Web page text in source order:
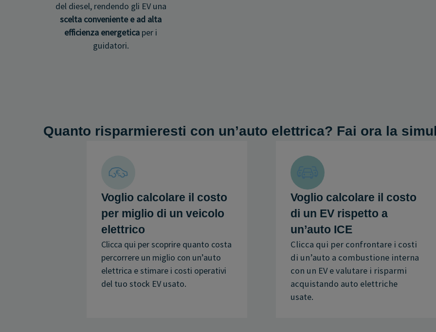
del diesel, rendendo gli EV una
scelta conveniente e ad alta
efficienza energetica per i
guidatori.
Quanto risparmieresti con un’auto elettrica? Fai ora la
Voglio calcolare il costo
per miglio di un veicolo
elettrico
Clicca qui per scoprire quanto costa
percorrere un miglio con un’auto
elettrica e stimare i costi operativi
del tuo stock EV usato.
Voglio calcolare il costo
di un EV rispetto a
un’auto ICE
Clicca qui per confrontare i costi
di un’auto a combustione interna
con un EV e valutare i risparmi
acquistando auto elettriche
usate.